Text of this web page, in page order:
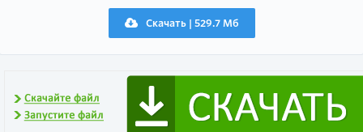
Скачать | 529.7 Мб